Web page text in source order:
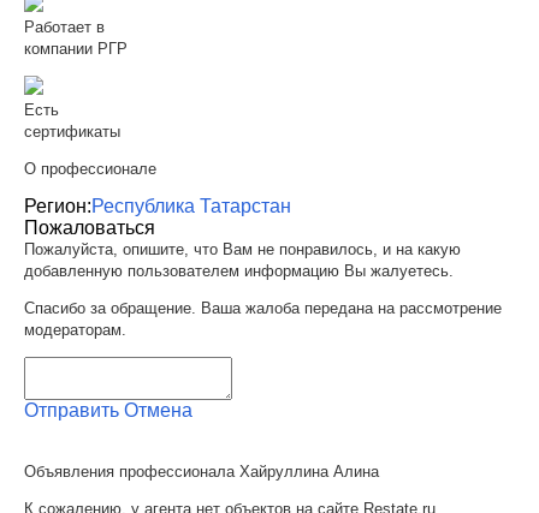
Работает в
компании РГР
Есть
сертификаты
О профессионале
Регион:Республика Татарстан
Пожаловаться
Пожалуйста, опишите, что Вам не понравилось, и на какую
добавленную пользователем информацию Вы жалуетесь.
Спасибо за обращение. Ваша жалоба передана на рассмотрение
модераторам.
Отправить Отмена
Объявления профессионала Хайруллина Алина
К сожалению, у агента нет объектов на сайте Restate.ru